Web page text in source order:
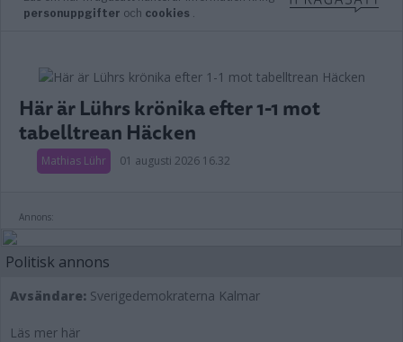
Här är Lührs krönika efter 1-1 mot
tabelltrean Häcken
Mathias Lühr 01 augusti 2026 16.32
Annons:
Politisk annons
Avsändare: Sverigedemokraterna Kalmar
Läs mer här